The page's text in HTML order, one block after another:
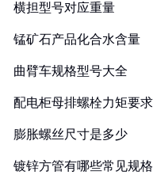
横担型号对应重量
锰矿石产品化合水含量
曲臂车规格型号大全
配电柜母排螺栓力矩要
膨胀螺丝尺寸是多少
镀锌方管有哪些常见规